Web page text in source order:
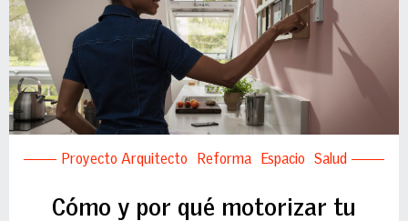
Proyecto Arquitecto Reforma Espacio Salud
Cómo y por qué motorizar tu